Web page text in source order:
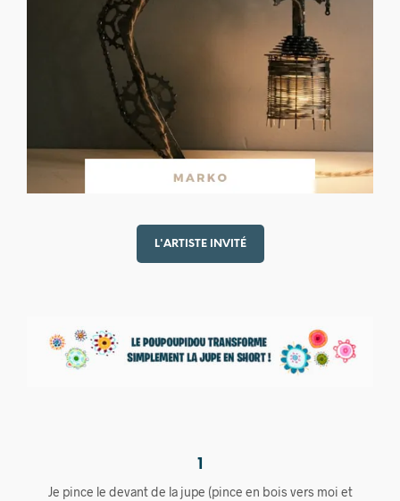
L'ARTISTE INVITÉ
1
Je pince le devant de la jupe (pince en bois vers moi et